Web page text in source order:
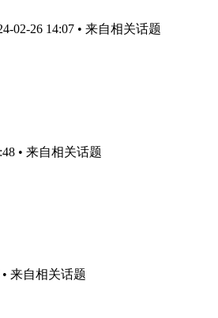
02-26 14:07 • 来自相关话题
• 来自相关话题
• 来自相关话题